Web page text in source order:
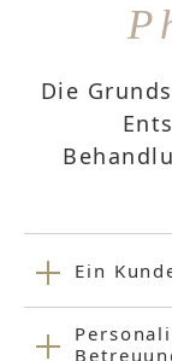
Die
Ein